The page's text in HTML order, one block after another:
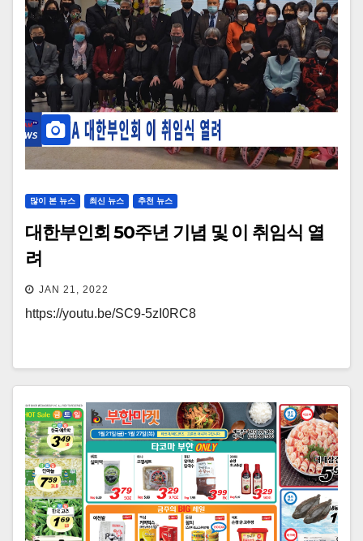
많이 본 뉴스 최신 뉴스 추천 뉴스
대한부인회 50주년 기념 및 이 취임식 열
려
JAN 21, 2022
https://youtu.be/SC9-5zI0RC8